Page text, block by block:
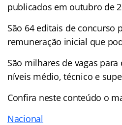
publicados em outubro de
São 64 editais de concurso
remuneração inicial que
São milhares de vagas
níveis médio, técnico e
Confira neste conteúdo o
Nacional